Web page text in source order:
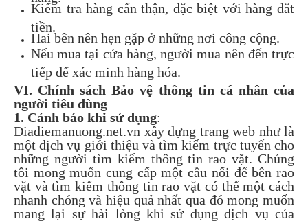
Kiểm tra hàng cẩn thận, đặc biệt với hàng đắt
tiền.
Hai bên nên hẹn gặp ở những nơi công cộng.
Nếu mua tại cửa hàng, người mua nên đến trực
tiếp để xác minh hàng hóa.
VI. Chính sách Bảo vệ thông tin cá nhân của
người tiêu dùng
1. Cảnh báo khi sử dụng:
Diadiemanuong.net.vn xây dựng trang web như là
một dịch vụ giới thiệu và tìm kiếm trực tuyến cho
những người tìm kiếm thông tin rao vặt. Chúng
tôi mong muốn cung cấp một cầu nối để bên rao
vặt và tìm kiếm thông tin rao vặt có thể một cách
nhanh chóng và hiệu quả nhất qua đó mong muốn
mang lại sự hài lòng khi sử dụng dịch vụ của